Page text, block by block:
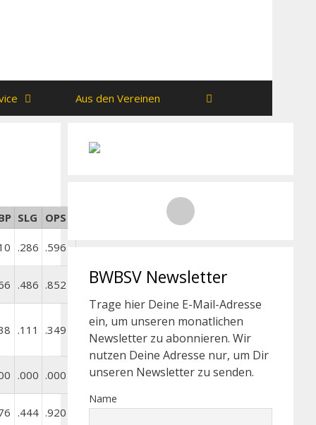
Aus den Vereinen
SLG OPS
.286 .596
.486 .852
.111 .349
.000 .000
.444 .920
BWBSV Newsletter
Trage hier Deine E-Mail-Adresse
ein, um unseren monatlichen
Newsletter zu abonnieren. Wir
nutzen Deine Adresse nur, um Dir
unseren Newsletter zu senden.
Name